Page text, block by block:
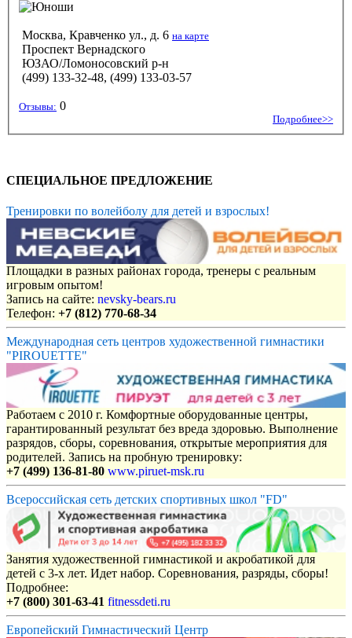
Москва, Кравченко ул., д. 6 на карте
Проспект Вернадского
ЮЗАО/Ломоносовский р-н
(499) 133-32-48, (499) 133-03-57
Отзывы: 0
Подробнее>>
СПЕЦИАЛЬНОЕ ПРЕДЛОЖЕНИЕ
Тренировки по волейболу для детей и взрослых!
Площадки в разных районах города, тренеры с реальным
игровым опытом!
Запись на сайте: nevsky-bears.ru
Телефон: +7 (812) 770-68-34
Международная сеть центров художественной гимнастики
"PIROUETTE"
Работаем с 2010 г. Комфортные оборудованные центры,
гарантированный результат без вреда здоровью. Выполнение
разрядов, сборы, соревнования, открытые мероприятия для
родителей. Запись на пробную тренировку:
+7 (499) 136-81-80 www.piruet-msk.ru
Всероссийская сеть детских спортивных школ "FD"
Занятия художественной гимнастикой и акробатикой для
детей с 3-х лет. Идет набор. Соревнования, разряды, сборы!
Подробнее:
+7 (800) 301-63-41 fitnessdeti.ru
Европейский Гимнастический Центр